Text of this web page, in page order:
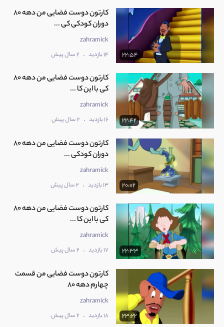
22:54
کارتون دوست فضایی من دهه 80
دوران کودکی کی ...
zahramick
14 بازدید . 2 سال پیش
22:42
کارتون دوست فضایی من دهه 80
کی با این کا ...
zahramick
16 بازدید . 2 سال پیش
20:02
کارتون دوست فضایی من دهه 80
دوران کودکی ...
zahramick
13 بازدید . 2 سال پیش
22:33
کارتون دوست فضایی من دهه 80
کی با این کا ...
zahramick
17 بازدید . 2 سال پیش
23:22
کارتون دوست فضایی من قسمت
چهارم دهه 80
zahramick
18 بازدید . 2 سال پیش